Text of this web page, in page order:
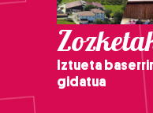
Iztueta
gidatua